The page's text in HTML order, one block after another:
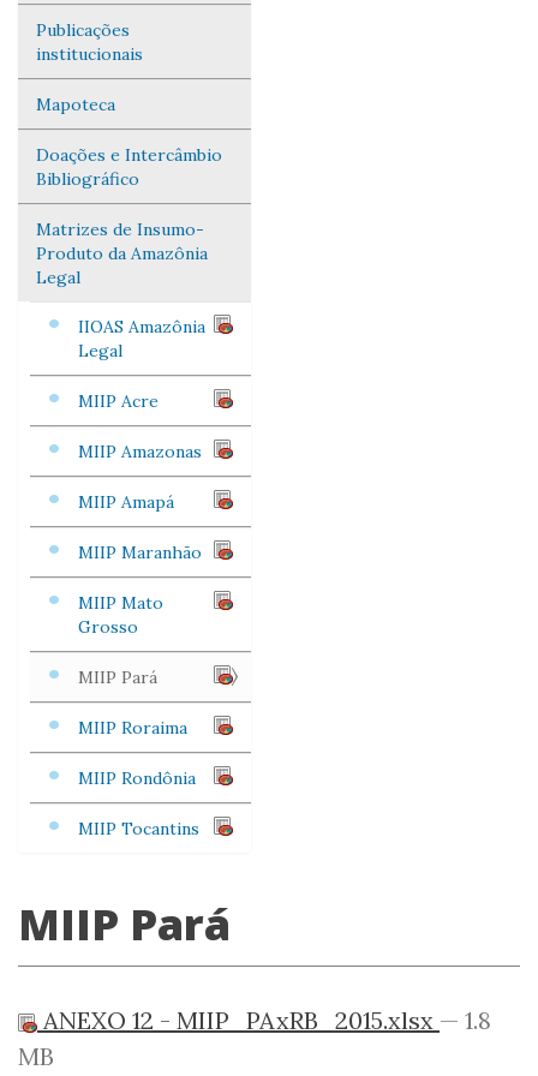
Publicações
institucionais
Mapoteca
Doações e Intercâmbio
Bibliográfico
Matrizes de Insumo-
Produto da Amazônia
Legal
IIOAS Amazônia
Legal
MIIP Acre
MIIP Amazonas
MIIP Amapá
MIIP Maranhão
MIIP Mato
Grosso
MIIP Pará
MIIP Roraima
MIIP Rondônia
MIIP Tocantins
MIIP Pará
ANEXO 12 - MIIP_PAxRB_2015.xlsx — 1.8
MB